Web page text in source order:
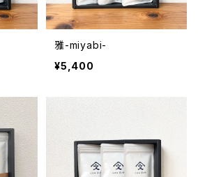
雅-miyabi-
¥5,400